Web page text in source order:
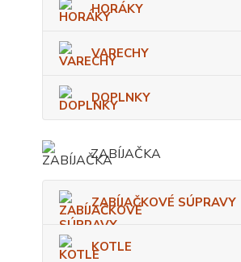
HORÁKY
VARECHY
DOPLNKY
ZABÍJAČKA
ZABÍJAČKOVÉ SÚPRAVY
KOTLE